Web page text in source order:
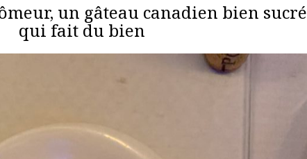
un gâteau canadien bien sucré
qui fait du bien